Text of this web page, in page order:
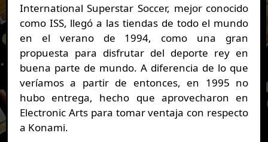
International Superstar Soccer, mejor conocido
como ISS, llegó a las tiendas de todo el mundo
en el verano de 1994, como una gran
propuesta para disfrutar del deporte rey en
buena parte de mundo. A diferencia de lo que
veríamos a partir de entonces, en 1995 no
hubo entrega, hecho que aprovecharon en
Electronic Arts para tomar ventaja con respecto
a Konami.